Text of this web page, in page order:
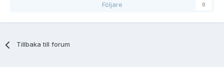
Följare 0
Tillbaka till forum